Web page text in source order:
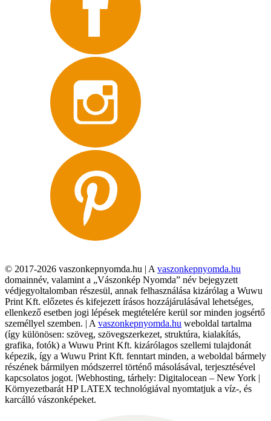
© 2017-2026 vaszonkepnyomda.hu | A vaszonkepnyomda.hu
domainnév, valamint a „Vászonkép Nyomda” név bejegyzett
védjegyoltalomban részesül, annak felhasználása kizárólag a Wuwu
Print Kft. előzetes és kifejezett írásos hozzájárulásával lehetséges,
ellenkező esetben jogi lépések megtételére kerül sor minden jogsértő
személlyel szemben. | A vaszonkepnyomda.hu weboldal tartalma
(így különösen: szöveg, szövegszerkezet, struktúra, kialakítás,
grafika, fotók) a Wuwu Print Kft. kizárólagos szellemi tulajdonát
képezik, így a Wuwu Print Kft. fenntart minden, a weboldal bármely
részének bármilyen módszerrel történő másolásával, terjesztésével
kapcsolatos jogot. |Webhosting, tárhely: Digitalocean – New York |
Környezetbarát HP LATEX technológiával nyomtatjuk a víz-, és
karcálló vászonképeket.